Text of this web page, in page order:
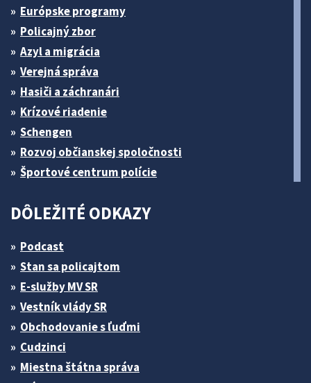
Európske programy
Policajný zbor
Azyl a migrácia
Verejná správa
Hasiči a záchranári
Krízové riadenie
Schengen
Rozvoj občianskej spoločnosti
Športové centrum polície
DÔLEŽITÉ ODKAZY
Podcast
Stan sa policajtom
E-služby MV SR
Vestník vlády SR
Obchodovanie s ľuďmi
Cudzinci
Miestna štátna správa